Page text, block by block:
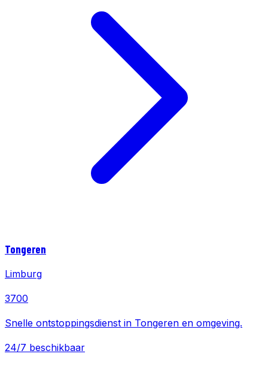
Tongeren
Limburg
3700
Snelle ontstoppingsdienst in Tongeren en omgeving.
24/7 beschikbaar